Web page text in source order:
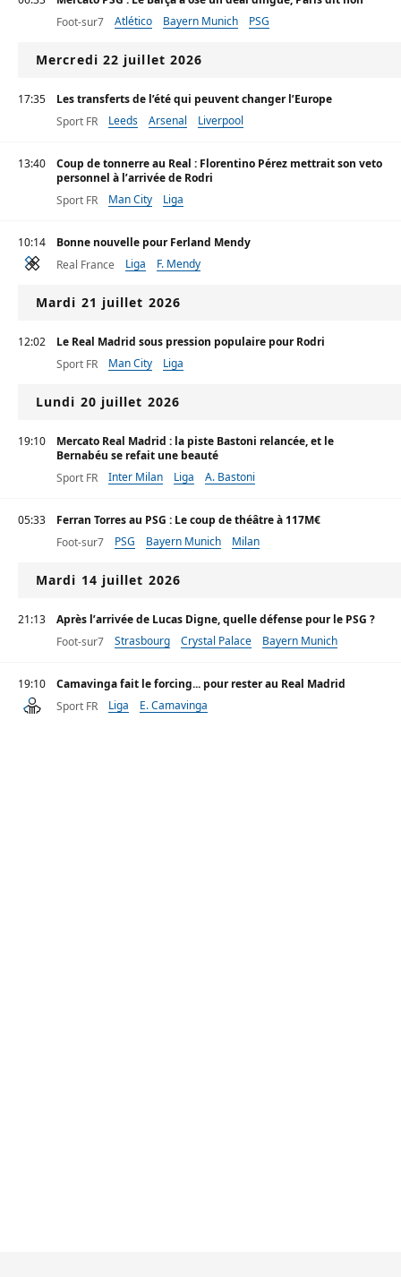
Foot-sur7
Atlético Bayern Munich PSG
Mercredi 22 juillet 2026
17:35
Les transferts de l’été qui peuvent changer l’Europe
Sport FR
Leeds Arsenal Liverpool
13:40
Coup de tonnerre au Real : Florentino Pérez mettrait son veto
personnel à l’arrivée de Rodri
Sport FR
Man City Liga
10:14
Bonne nouvelle pour Ferland Mendy
Real France
Liga F. Mendy
Mardi 21 juillet 2026
12:02
Le Real Madrid sous pression populaire pour Rodri
Sport FR
Man City Liga
Lundi 20 juillet 2026
19:10
Mercato Real Madrid : la piste Bastoni relancée, et le
Bernabéu se refait une beauté
Sport FR
Inter Milan Liga A. Bastoni
05:33
Ferran Torres au PSG : Le coup de théâtre à 117M€
Foot-sur7
PSG Bayern Munich Milan
Mardi 14 juillet 2026
21:13
Après l’arrivée de Lucas Digne, quelle défense pour le PSG ?
Foot-sur7
Strasbourg Crystal Palace Bayern Munich
19:10
Camavinga fait le forcing... pour rester au Real Madrid
Sport FR
Liga E. Camavinga